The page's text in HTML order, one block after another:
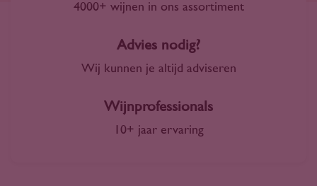
4000+ wijnen in ons assortiment
Advies nodig?
Wij kunnen je altijd adviseren
Wijnprofessionals
10+ jaar ervaring